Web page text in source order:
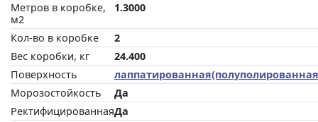
Метров в коробке,
м2
1.3000
Кол-во в коробке
2
Вес коробки, кг
24.400
Поверхность
Морозостойкость
Да
РектифицированнаяДа